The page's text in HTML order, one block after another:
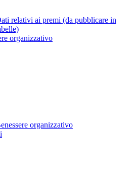
relativi ai premi (da pubblicare in
organizzativo
organizzativo